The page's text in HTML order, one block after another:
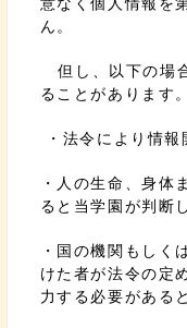
ん。
但し、以下の場
ることがあります。
・法令により情
・人の生命、身体
ると当学園が判断
・国の機関もしく
けた者が法令の定
力する必要がある